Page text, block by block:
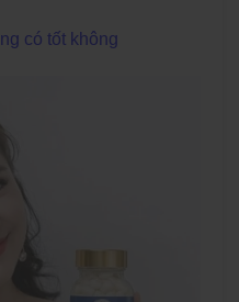
có tốt không